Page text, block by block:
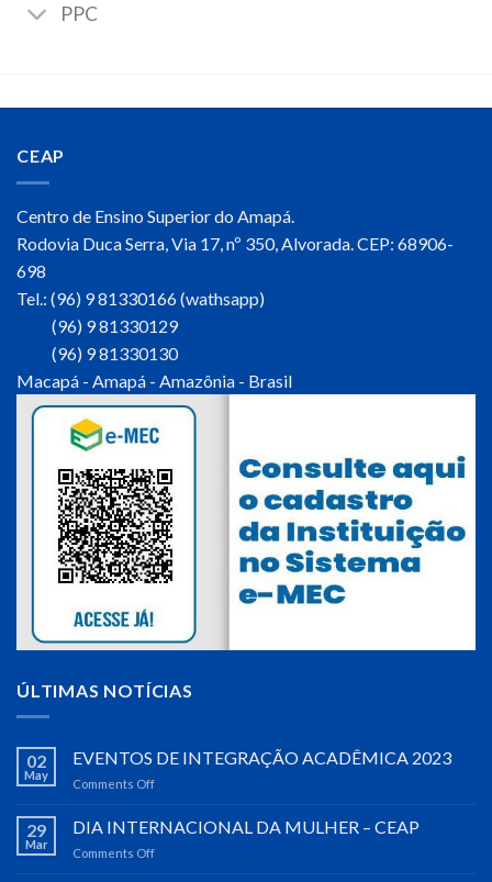
PPC
CEAP
Centro de Ensino Superior do Amapá.
Rodovia Duca Serra, Via 17, nº 350, Alvorada. CEP: 68906-
698
Tel.: (96) 9 81330166 (wathsapp)
(96) 9 81330129
(96) 9 81330130
Macapá - Amapá - Amazônia - Brasil
ÚLTIMAS NOTÍCIAS
02
May
EVENTOS DE INTEGRAÇÃO ACADÊMICA 2023
Comments Off
DE
29
Mar
DIA INTERNACIONAL DA MULHER – CEAP
Comments Off